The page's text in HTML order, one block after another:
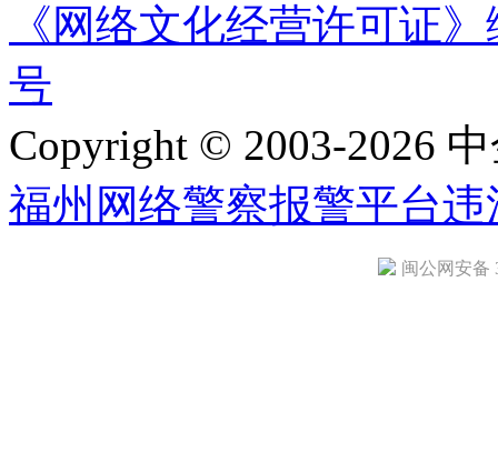
《网络文化经营许可证
号
Copyright © 2003-2026
福州网络警察报警平台违
闽公网安备